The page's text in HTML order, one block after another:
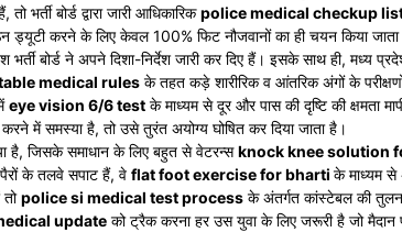
भर्ती बोर्ड द्वारा जारी आधिकारिकpolice medical checkup
करने के लिए केवल 100% फिट नौजवानों का ही चयन किया जाता
भर्ती बोर्ड ने अपने दिशा-निर्देश जारी कर दिए हैं। इसके साथ ही, मध्य
medical rules के तहत कड़े शारीरिक व आंतरिक अंगों के परीक्षणों
eye vision 6/6 test के माध्यम से दूर और पास की दृष्टि की क्षमता
करने में समस्या है, तो उसे तुरंत अयोग्य घोषित कर दिया जाता है।
है, जिसके समाधान के लिए बहुत से वेटरन्सknock knee solution
के तलवे सपाट हैं, वे flat foot exercise for bharti के माध्यम से
police si medical test process के अंतर्गत कांस्टेबल की
update को ट्रैक करना हर उस युवा के लिए जरूरी है जो मैदान